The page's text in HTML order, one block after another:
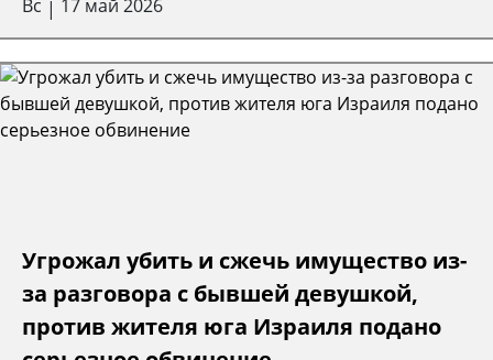
Вс | 17 май 2026
Угрожал убить и сжечь имущество из-
за разговора с бывшей девушкой,
против жителя юга Израиля подано